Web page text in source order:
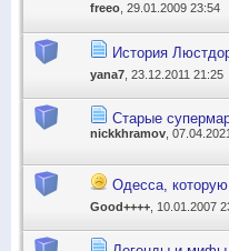
freeo , 29.01.2009 23:54
История
yana7 , 23.12.2011 21:25
Старые
nickkhramov,
Одесса,
Good++++ , 10.01.2007